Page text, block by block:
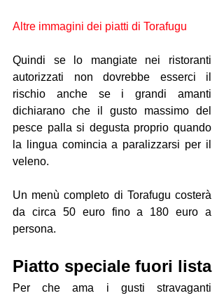
Altre immagini dei piatti di Torafugu
Quindi se lo mangiate nei ristoranti
autorizzati non dovrebbe esserci il
rischio anche se i grandi amanti
dichiarano che il gusto massimo del
pesce palla si degusta proprio quando
la lingua comincia a paralizzarsi per il
veleno.
Un menù completo di Torafugu costerà
da circa 50 euro fino a 180 euro a
persona.
Piatto speciale fuori lista
Per che ama i gusti stravaganti